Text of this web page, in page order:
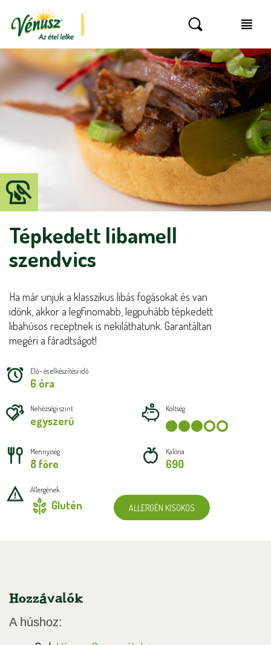
Tépkedett libamell
szendvics
Ha már unjuk a klasszikus libás fogásokat és van
időnk, akkor a legfinomabb, legpuhább tépkedett
libahúsos receptnek is nekiláthatunk. Garantáltan
megéri a fáradtságot!
Elő- és elkészítési idő
6 óra
Nehézségi szint
egyszerű
Költség
Mennyiség
8 főre
Kalória
690
Allergének
Glutén ALLERGÉN KISOKOS
Hozzávalók
A húshoz: